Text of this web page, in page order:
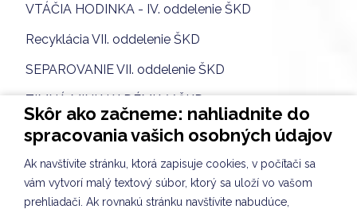
VTÁČIA HODINKA - IV. oddelenie ŠKD
Recyklácia VII. oddelenie ŠKD
SEPAROVANIE VII. oddelenie ŠKD
ZIMNÁ MINIAKADÉMIA V ŠKD
Súťaž z chémie
Badminton dievčat
Sebarozvoj a svet práce VII. oddelenie ŠKD
Skôr ako začneme: nahliadnite do
spracovania vašich osobných údajov
Ak navštívite stránku, ktorá zapisuje cookies, v počítači sa
vám vytvorí malý textový súbor, ktorý sa uloží vo vašom
prehliadači. Ak rovnakú stránku navštívite nabudúce,